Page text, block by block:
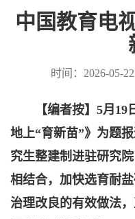
中国教育电
时间：2026-05-22
【编者按】5月
地上“育新苗”》为题
究生整建制进驻研究
相结合，加快选育耐
治理改良的有效做法